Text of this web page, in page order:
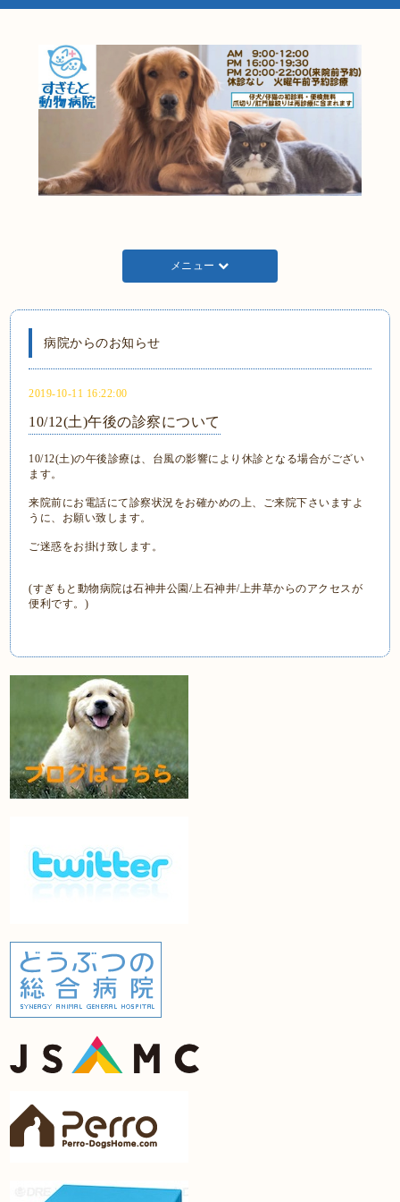
メニュー
病院からのお知らせ
2019-10-11 16:22:00
10/12(土)午後の診察について
10/12(土)の午後診療は、台風の影響により休診となる場合がござい
ます。
来院前にお電話にて診察状況をお確かめの上、ご来院下さいますよ
うに、お願い致します。
ご迷惑をお掛け致します。
(すぎもと動物病院は石神井公園/上石神井/上井草からのアクセスが
便利です。)